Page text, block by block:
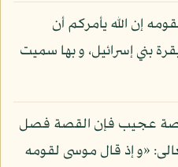
إن الله يأمركم أن
بني إسرائيل، و بها سميت
القصة عجيب فإن القصة فصل
«و إذ قال موسى لقومه